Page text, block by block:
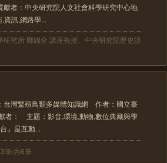
者：中央研究院人文社會科學研究中心地
訊,網路學...
究所 鄭錦全 講座教授、中央研究院歷史語
灣繁殖鳥類多媒體知識網 作者：國立臺
者： 主題：影音,環境,動物,數位典藏與學
」是互動...
筆/共6筆